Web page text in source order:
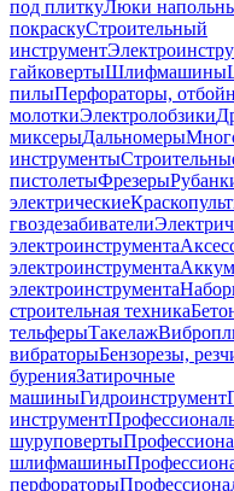
под плиткуЛюки
покраскуСтроительный
инструмент
гайковертыШлифмашины
пилыПерфораторы,
молоткиЭлектролобзики
миксерыДальномеры
инструменты
пистолетыФрезеры
электрические
гвоздезабиватели
электроинструмента
электроинструмента
электроинструмента
строительная техника
тельферыТакелаж
вибраторыБензорезы,
буренияЗатирочные
машиныГидроинструмент
инструмент
шуруповерты
шлифмашины
перфораторы